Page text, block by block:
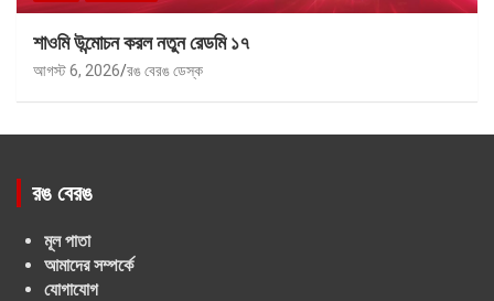
শাওমি উন্মোচন করল নতুন রেডমি ১৭
আগস্ট 6, 2026 রঙ বেরঙ ডেস্ক
রঙ বেরঙ
মূল পাতা
আমাদের সম্পর্কে
যোগাযোগ